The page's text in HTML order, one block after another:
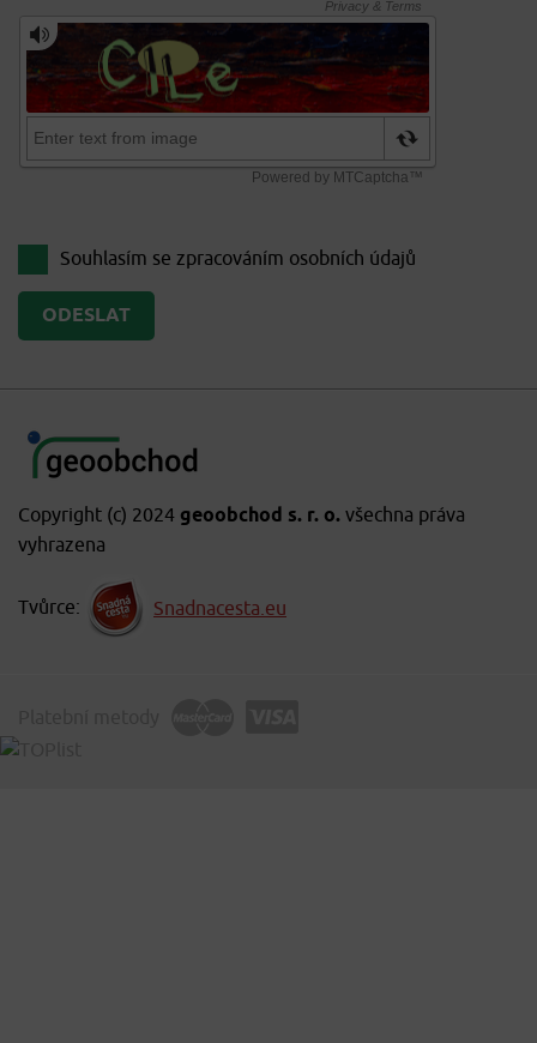
Souhlasím se zpracováním osobních údajů
Copyright (c) 2024 geoobchod s. r. o. všechna práva
vyhrazena
Tvůrce: Snadnacesta.eu